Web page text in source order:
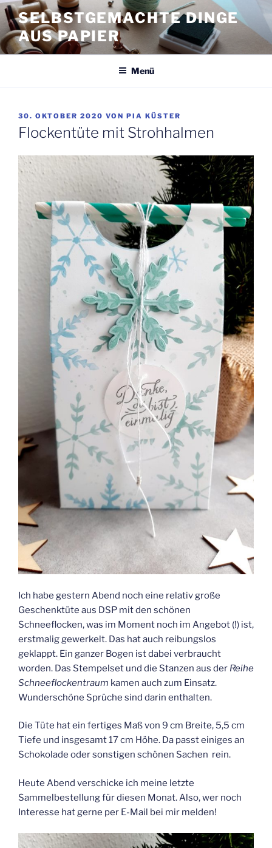
Zum
Inhalt
springen
SELBSTGEMACHTE DINGE
AUS PAPIER
Menü
VERÖFFENTLICHT
AM
30. OKTOBER 2020 VON PIA KÜSTER
Flockentüte mit Strohhalmen
Ich habe gestern Abend noch eine relativ große
Geschenktüte aus DSP mit den schönen
Schneeflocken, was im Moment noch im Angebot (!) ist,
erstmalig gewerkelt. Das hat auch reibungslos
geklappt. Ein ganzer Bogen ist dabei verbraucht
worden. Das Stempelset und die Stanzen aus der Reihe
Schneeflockentraum kamen auch zum Einsatz.
Wunderschöne Sprüche sind darin enthalten.
Die Tüte hat ein fertiges Maß von 9 cm Breite, 5,5 cm
Tiefe und insgesamt 17 cm Höhe. Da passt einiges an
Schokolade oder sonstigen schönen Sachen rein.
Heute Abend verschicke ich meine letzte
Sammelbestellung für diesen Monat. Also, wer noch
Interesse hat gerne per E-Mail bei mir melden!